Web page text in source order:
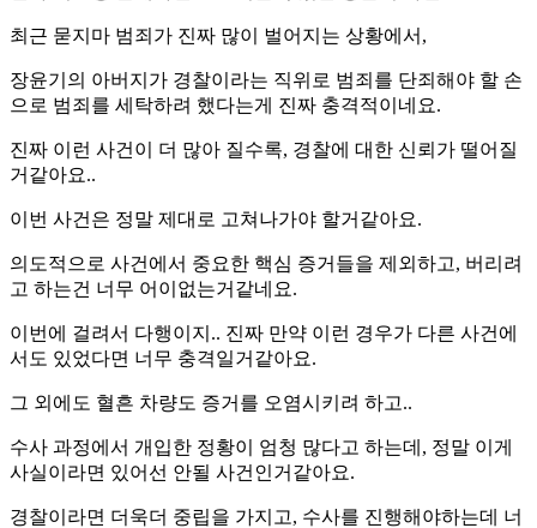
최근 묻지마 범죄가 진짜 많이 벌어지는 상황에서,
장윤기의 아버지가 경찰이라는 직위로 범죄를 단죄해야 할 손
으로 범죄를 세탁하려 했다는게 진짜 충격적이네요.
진짜 이런 사건이 더 많아 질수록, 경찰에 대한 신뢰가 떨어질
거같아요..
이번 사건은 정말 제대로 고쳐나가야 할거같아요.
의도적으로 사건에서 중요한 핵심 증거들을 제외하고, 버리려
고 하는건 너무 어이없는거같네요.
이번에 걸려서 다행이지.. 진짜 만약 이런 경우가 다른 사건에
서도 있었다면 너무 충격일거같아요.
그 외에도 혈흔 차량도 증거를 오염시키려 하고..
수사 과정에서 개입한 정황이 엄청 많다고 하는데, 정말 이게
사실이라면 있어선 안될 사건인거같아요.
경찰이라면 더욱더 중립을 가지고, 수사를 진행해야하는데 너